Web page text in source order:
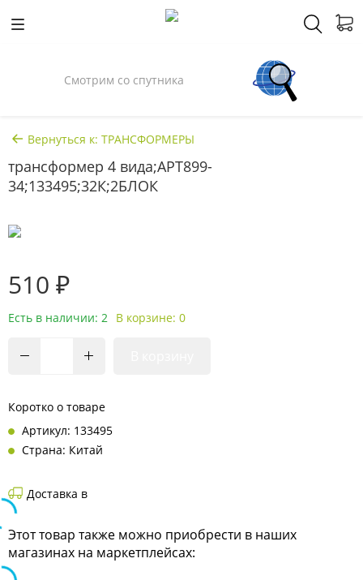
Смотрим со спутника
Вернуться к: ТРАНСФОРМЕРЫ
трансформер 4 вида;АРТ899-
34;133495;32К;2БЛОК
510 ₽
Есть в наличии: 2 В корзине: 0
Коротко о товаре
Артикул: 133495
Страна: Китай
Доставка в
Этот товар также можно приобрести в наших
магазинах на маркетплейсах: